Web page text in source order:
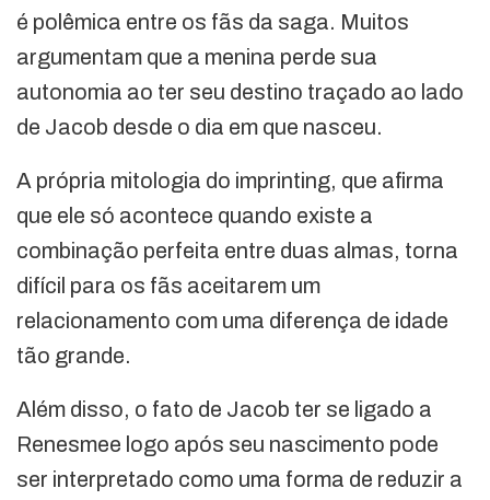
é polêmica entre os fãs da saga. Muitos
argumentam que a menina perde sua
autonomia ao ter seu destino traçado ao lado
de Jacob desde o dia em que nasceu.
A própria mitologia do imprinting, que afirma
que ele só acontece quando existe a
combinação perfeita entre duas almas, torna
difícil para os fãs aceitarem um
relacionamento com uma diferença de idade
tão grande.
Além disso, o fato de Jacob ter se ligado a
Renesmee logo após seu nascimento pode
ser interpretado como uma forma de reduzir a